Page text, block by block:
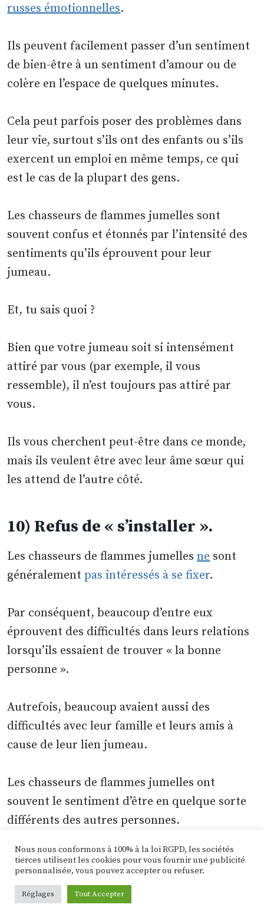
russes émotionnelles.
Ils peuvent facilement passer d’un sentiment
de bien-être à un sentiment d’amour ou de
colère en l’espace de quelques minutes.
Cela peut parfois poser des problèmes dans
leur vie, surtout s’ils ont des enfants ou s’ils
exercent un emploi en même temps, ce qui
est le cas de la plupart des gens.
Les chasseurs de flammes jumelles sont
souvent confus et étonnés par l’intensité des
sentiments qu’ils éprouvent pour leur
jumeau.
Et, tu sais quoi ?
Bien que votre jumeau soit si intensément
attiré par vous (par exemple, il vous
ressemble), il n’est toujours pas attiré par
vous.
Ils vous cherchent peut-être dans ce monde,
mais ils veulent être avec leur âme sœur qui
les attend de l’autre côté.
10) Refus de « s’installer ».
Les chasseurs de flammes jumellesne sont
généralementpas intéressés à se fixer.
Par conséquent, beaucoup d’entre eux
éprouvent des difficultés dans leurs relations
lorsqu’ils essaient de trouver « la bonne
personne ».
Autrefois, beaucoup avaient aussi des
difficultés avec leur famille et leurs amis à
cause de leur lien jumeau.
Les chasseurs de flammes jumelles ont
souvent le sentiment d’être en quelque sorte
différents des autres personnes.
La rencontre avec la « bonne » est souvent
décrite comme un sentiment de « lumière »,
ou même comme la découverte d’une
Nous nous conformons à 100% à la loi RGPD, les sociétés
tierces utilisent les cookies pour vous fournir une publicité
personnalisée, vous pouvez accepter ou refuser.
Réglages Tout Accepter